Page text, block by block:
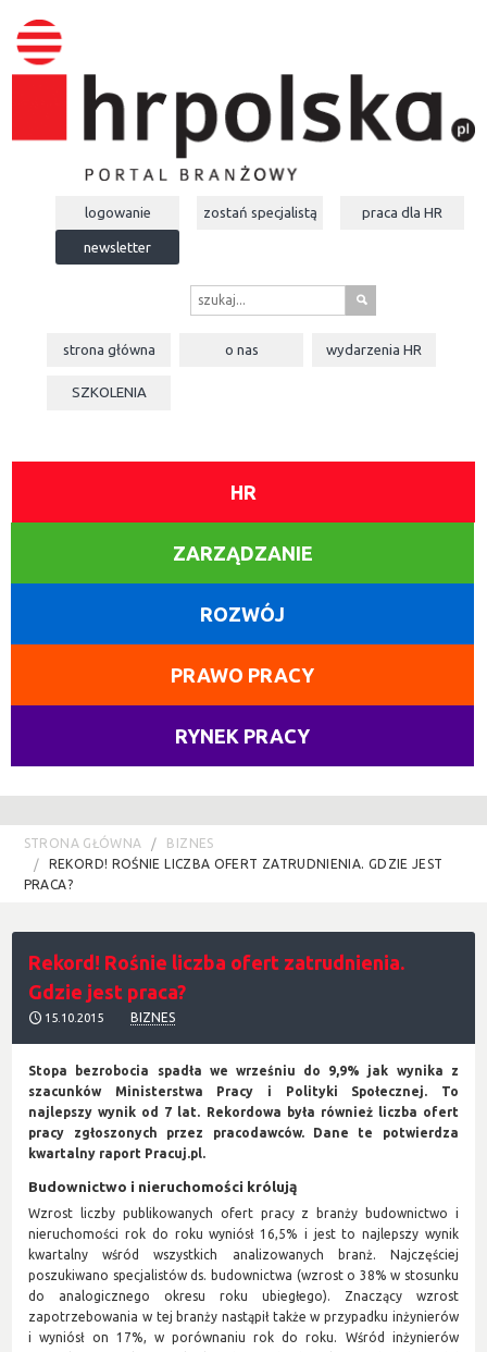
logowanie zostań specjalistą praca dla HR
newsletter
s
strona główna o nas wydarzeniaHR
SZKOLENIA
HR
ZARZĄDZANIE
ROZWÓJ
PRAWO PRACY
RYNEK PRACY
STRONA GŁÓWNA
BIZNES
REKORD! ROŚNIE LICZBA OFERT ZATRUDNIENIA. GDZIE JEST
PRACA?
Rekord! Rośnie liczba ofert zatrudnienia.
Gdzie jest praca?
15.10.2015 BIZNES
Stopa bezrobocia spadła we wrześniu do 9,9% jak wynika z
szacunków Ministerstwa Pracy i Polityki Społecznej. To
najlepszy wynik od 7 lat. Rekordowa była również liczba ofert
pracy zgłoszonych przez pracodawców. Dane te potwierdza
kwartalny raport Pracuj.pl.
Budownictwo i nieruchomości królują
Wzrost liczby publikowanych ofert pracy z branży budownictwo i
nieruchomości rok do roku wyniósł 16,5% i jest to najlepszy wynik
kwartalny wśród wszystkich analizowanych branż. Najczęściej
poszukiwano specjalistów ds. budownictwa (wzrost o 38% w stosunku
do analogicznego okresu roku ubiegłego). Znaczący wzrost
zapotrzebowania w tej branży nastąpił także w przypadku inżynierów
i wyniósł on 17%, w porównaniu rok do roku. Wśród inżynierów